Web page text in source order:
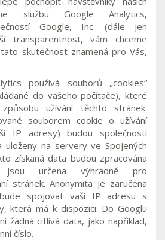
službu Google Analytics,
Google, Inc. (dále jen
transparentnost, vám chceme
skutečnost znamená pro Vás,
používá souborů „cookies“
do vašeho počítače), které
užívání těchto stránek.
souborem cookie o užívání
IP adresy) budou společností
uloženy na servery ve Spojených
získaná data budou zpracována
jsou určena výhradně pro
stránek. Anonymita je zaručena
spojovat vaší IP adresu s
která má k dispozici. Do Googlu
žádná citlivá data, jako například,
číslo.